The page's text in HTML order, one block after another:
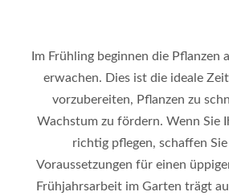
Im Frühling beginnen die Pflanzen
erwachen. Dies ist die ideale
vorzubereiten, Pflanzen zu
Wachstum zu fördern. Wenn Sie
richtig pflegen, schaffen
Voraussetzungen für einen
Frühjahrsarbeit im Garten trägt